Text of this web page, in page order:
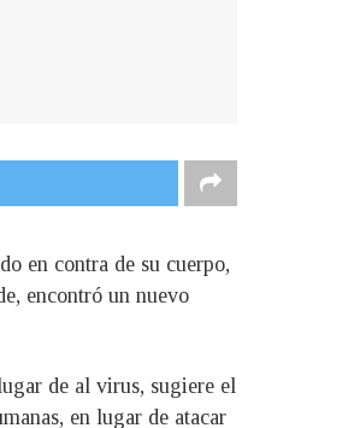
en contra de su cuerpo,
encontró un nuevo
de al virus, sugiere el
en lugar de atacar